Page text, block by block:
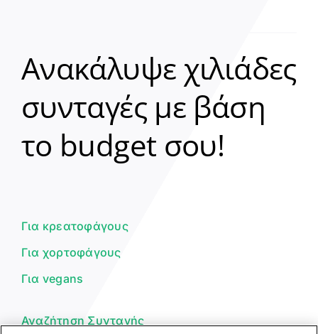
Ανακάλυψε χιλιάδες
συνταγές με βάση
το budget σου!
Για κρεατοφάγους
Για χορτοφάγους
Για vegans
Αναζήτηση Συνταγής